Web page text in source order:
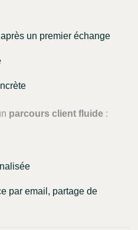
un premier échange
parcours client fluide :
par email, partage de